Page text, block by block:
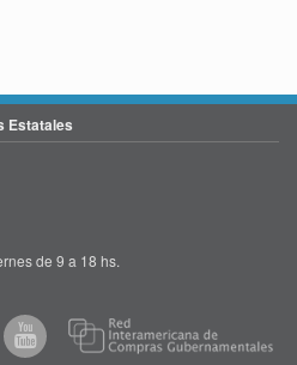
Estatales
de 9 a 18 hs.
ACCE